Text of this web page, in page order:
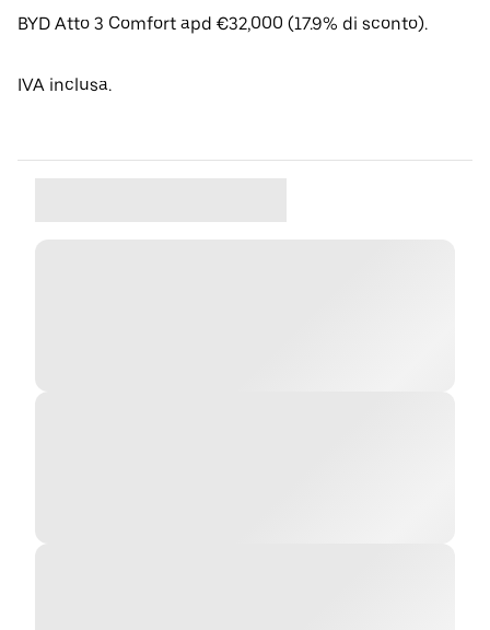
BYD Atto 3 Comfort apd €32,000 (17.9% di sconto).
IVA inclusa.